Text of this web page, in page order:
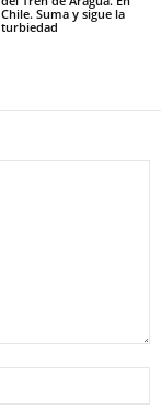
Chile. Suma y sigue la
turbiedad